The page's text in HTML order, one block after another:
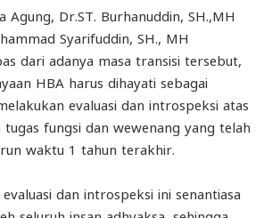
Agung, Dr.ST. Burhanuddin, SH.,MH
Syarifuddin, SH., MH
dari adanya masa transisi tersebut,
HBA harus dihayati sebagai
evaluasi dan introspeksi atas
tugas fungsi dan wewenang yang telah
waktu 1 tahun terakhir.
evaluasi dan introspeksi ini senantiasa